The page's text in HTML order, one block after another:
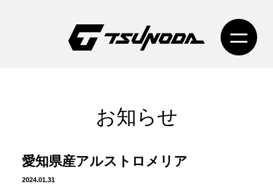
お知らせ
愛知県産アルストロメリア
2024.01.31